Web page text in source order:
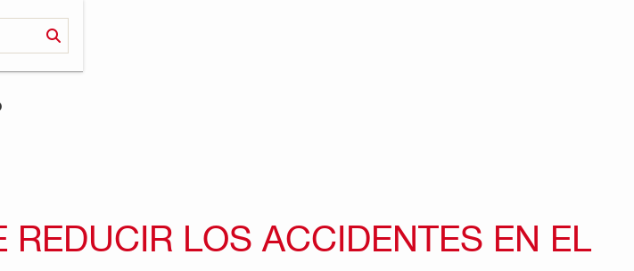
LOS ACCIDENTES EN EL